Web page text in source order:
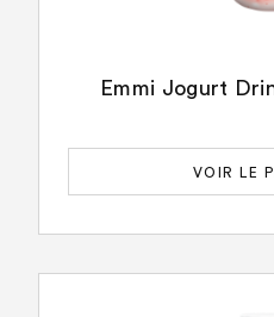
Emmi Jogurt
VOIR LE